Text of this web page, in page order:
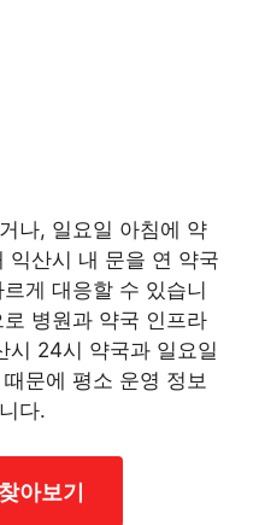
나, 일요일 아침에 약
익산시 내 문을 연 약국
게 대응할 수 있습니
병원과 약국 인프라
시 24시 약국과 일요일
문에 평소 운영 정보
다.
아보기